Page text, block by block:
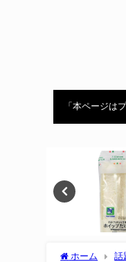
「本ページは
ホーム 話